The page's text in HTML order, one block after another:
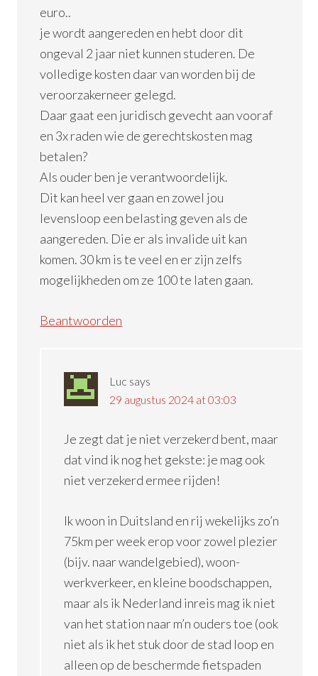
euro..
je wordt aangereden en hebt door dit
ongeval 2 jaar niet kunnen studeren. De
volledige kosten daar van worden bij de
veroorzakerneer gelegd.
Daar gaat een juridisch gevecht aan vooraf
en 3x raden wie de gerechtskosten mag
betalen?
Als ouder ben je verantwoordelijk.
Dit kan heel ver gaan en zowel jou
levensloop een belasting geven als de
aangereden. Die er als invalide uit kan
komen. 30 km is te veel en er zijn zelfs
mogelijkheden om ze 100 te laten gaan.
Beantwoorden
Luc says
29 augustus 2024 at 03:03
Je zegt dat je niet verzekerd bent, maar
dat vind ik nog het gekste: je mag ook
niet verzekerd ermee rijden!
Ik woon in Duitsland en rij wekelijks zo’n
75km per week erop voor zowel plezier
(bijv. naar wandelgebied), woon-
werkverkeer, en kleine boodschappen,
maar als ik Nederland inreis mag ik niet
van het station naar m’n ouders toe (ook
niet als ik het stuk door de stad loop en
alleen op de beschermde fietspaden